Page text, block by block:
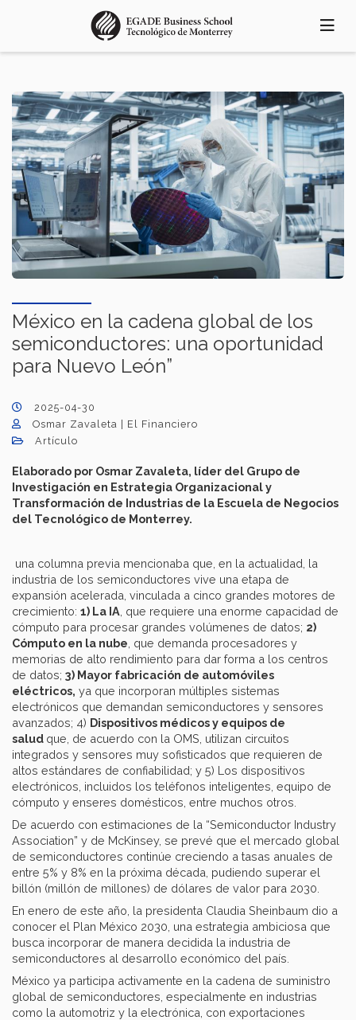
principal
México en la cadena global de los
semiconductores: una oportunidad
para Nuevo León”
2025-04-30
Osmar Zavaleta | El Financiero
Artículo
Elaborado por Osmar Zavaleta, líder del Grupo de
Investigación en Estrategia Organizacional y
Transformación de Industrias de la Escuela de Negocios
del Tecnológico de Monterrey.
una columna previa mencionaba que, en la actualidad, la
industria de los semiconductores vive una etapa de
expansión acelerada, vinculada a cinco grandes motores de
crecimiento: 1) La IA , que requiere una enorme capacidad de
cómputo para procesar grandes volúmenes de datos; 2)
Cómputo en la nube , que demanda procesadores y
memorias de alto rendimiento para dar forma a los centros
de datos; 3) Mayor fabricación de automóviles
eléctricos, ya que incorporan múltiples sistemas
electrónicos que demandan semiconductores y sensores
avanzados; 4) Dispositivos médicos y equipos de
salud que, de acuerdo con la OMS, utilizan circuitos
integrados y sensores muy sofisticados que requieren de
altos estándares de confiabilidad; y 5) Los dispositivos
electrónicos, incluidos los teléfonos inteligentes, equipo de
cómputo y enseres domésticos, entre muchos otros.
De acuerdo con estimaciones de la “Semiconductor Industry
Association” y de McKinsey, se prevé que el mercado global
de semiconductores continúe creciendo a tasas anuales de
entre 5% y 8% en la próxima década, pudiendo superar el
billón (millón de millones) de dólares de valor para 2030.
En enero de este año, la presidenta Claudia Sheinbaum dio a
conocer el Plan México 2030, una estrategia ambiciosa que
busca incorporar de manera decidida la industria de
semiconductores al desarrollo económico del país.
México ya participa activamente en la cadena de suministro
global de semiconductores, especialmente en industrias
como la automotriz y la electrónica, con exportaciones